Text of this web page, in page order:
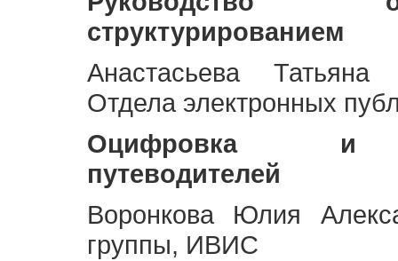
структурированием
Анастасьева Татьяна
Отдела электронных
Оцифровка и
путеводителей
Воронкова Юлия
группы, ИВИС